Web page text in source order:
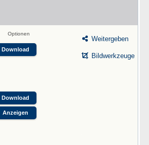
Optionen
Download
Download
Anzeigen
Weitergeben
Bildwerkzeuge